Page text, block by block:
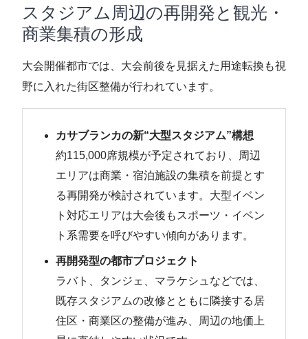
スタジアム周辺の再開発と観光・
商業集積の形成
大会開催都市では、大会前後を見据えた用途転換も視
野に入れた街区整備が行われています。
カサブランカの新“大型スタジアム”構想
約115,000席規模が予定されており、周辺
エリアは商業・宿泊施設の集積を前提とす
る再開発が検討されています。大型イベン
ト対応エリアは大会後もスポーツ・イベン
ト系需要を呼びやすい傾向があります。
再開発型の都市プロジェクト
ラバト、タンジェ、マラケシュなどでは、
既存スタジアムの改修とともに隣接する居
住区・商業区の整備が進み、周辺の地価上